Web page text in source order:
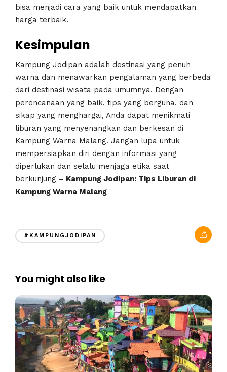
bisa menjadi cara yang baik untuk mendapatkan
harga terbaik.
Kesimpulan
Kampung Jodipan adalah destinasi yang penuh
warna dan menawarkan pengalaman yang berbeda
dari destinasi wisata pada umumnya. Dengan
perencanaan yang baik, tips yang berguna, dan
sikap yang menghargai, Anda dapat menikmati
liburan yang menyenangkan dan berkesan di
Kampung Warna Malang. Jangan lupa untuk
mempersiapkan diri dengan informasi yang
diperlukan dan selalu menjaga etika saat
berkunjung – Kampung Jodipan: Tips Liburan di
Kampung Warna Malang
#KAMPUNGJODIPAN
You might also like